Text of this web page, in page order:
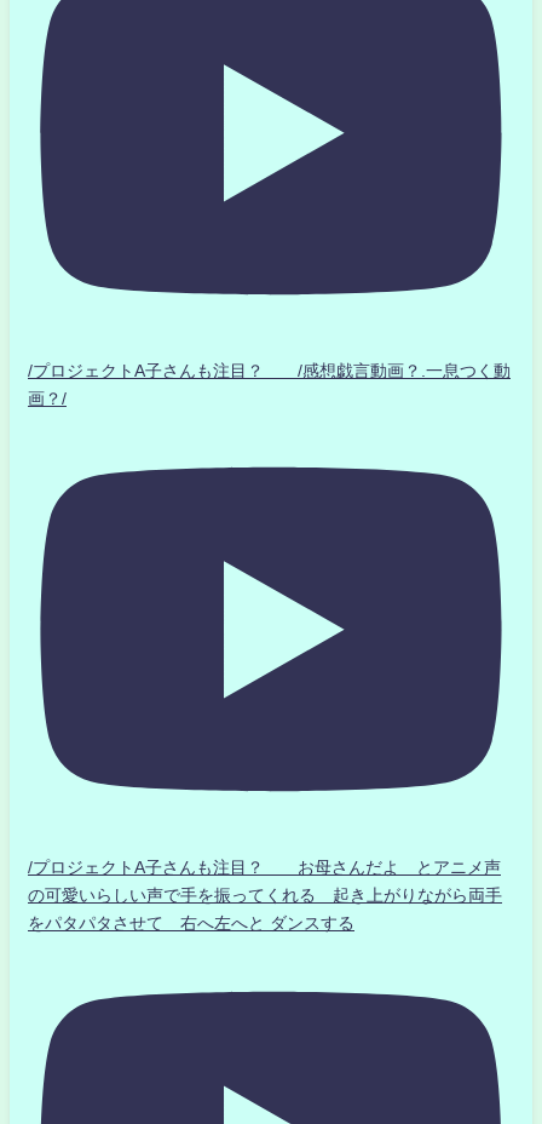
/プロジェクトA子さんも注目？ /感想戯言動画？.一息つく動
画？/
/プロジェクトA子さんも注目？ お母さんだよ とアニメ声
の可愛いらしい声で手を振ってくれる 起き上がりながら両手
をパタパタさせて 右へ左へと ダンスする